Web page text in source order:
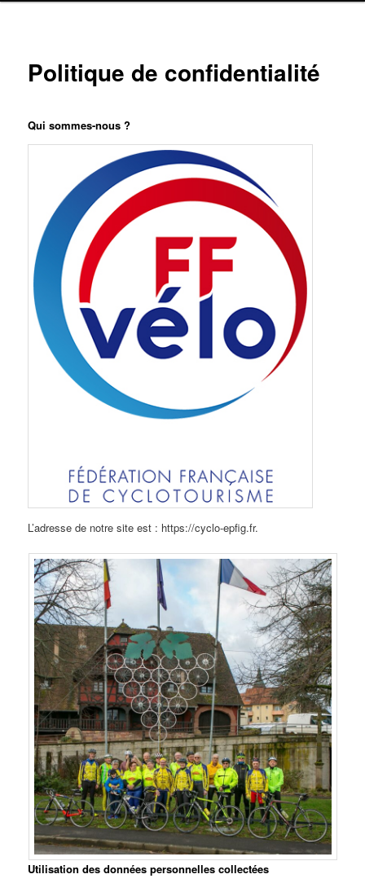
Politique de confidentialité
Qui sommes-nous ?
L’adresse de notre site est : https://cyclo-epfig.fr.
Utilisation des données personnelles collectées